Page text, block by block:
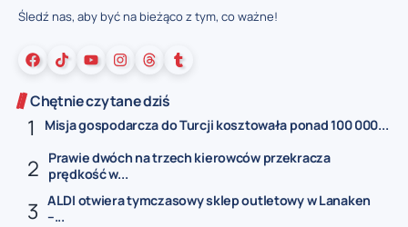
Śledź nas, aby być na bieżąco z tym, co ważne!
Chętnie czytane dziś
Misja gospodarcza do Turcji kosztowała ponad 100 000...
Prawie dwóch na trzech kierowców przekracza
prędkość w...
ALDI otwiera tymczasowy sklep outletowy w Lanaken
–...